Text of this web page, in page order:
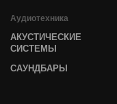
Аудиотехника
АКУСТИЧЕСКИЕ
СИСТЕМЫ
САУНДБАРЫ